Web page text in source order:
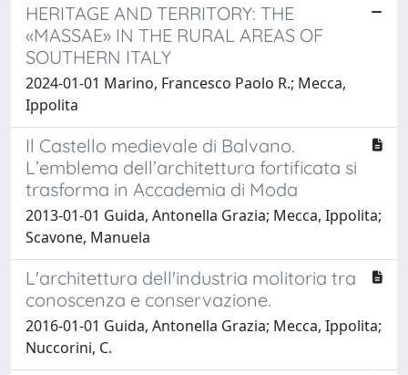
HERITAGE AND TERRITORY: THE
«MASSAE» IN THE RURAL AREAS OF
SOUTHERN ITALY
2024-01-01 Marino, Francesco Paolo R.; Mecca,
Ippolita
Il Castello medievale di Balvano.
L’emblema dell’architettura fortificata si
trasforma in Accademia di Moda
2013-01-01 Guida, Antonella Grazia; Mecca, Ippolita;
Scavone, Manuela
L'architettura dell'industria molitoria tra
conoscenza e conservazione.
2016-01-01 Guida, Antonella Grazia; Mecca, Ippolita;
Nuccorini, C.